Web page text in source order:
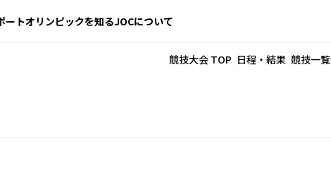
ートオリンピックを知るJOCについて
競技大会 TOP 日程・結果 競技一覧